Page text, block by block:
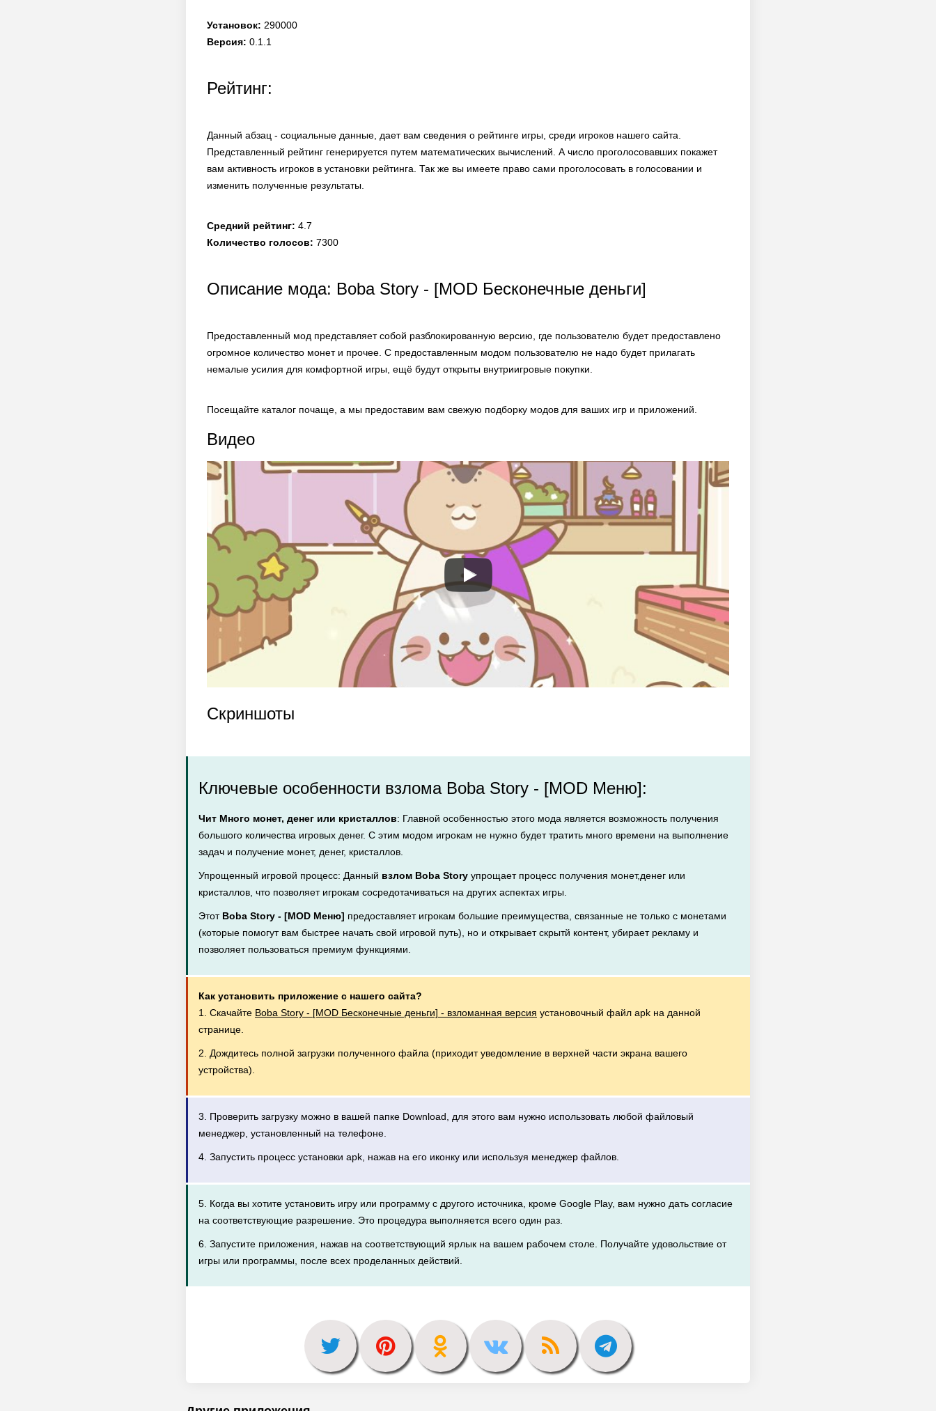
Установок: 290000
Версия: 0.1.1
Рейтинг:
Данный абзац - социальные данные, дает вам сведения о рейтинге игры, среди игроков нашего сайта.
Представленный рейтинг генерируется путем математических вычислений. А число проголосовавших покажет
вам активность игроков в установки рейтинга. Так же вы имеете право сами проголосовать в голосовании и
изменить полученные результаты.
Средний рейтинг: 4.7
Количество голосов: 7300
Описание мода: Boba Story - [MOD Бесконечные деньги]
Предоставленный мод представляет собой разблокированную версию, где пользователю будет предоставлено
огромное количество монет и прочее. С предоставленным модом пользователю не надо будет прилагать
немалые усилия для комфортной игры, ещё будут открыты внутриигровые покупки.
Посещайте каталог почаще, а мы предоставим вам свежую подборку модов для ваших игр и приложений.
Видео
Скриншоты
Ключевые особенности взлома Boba Story - [MOD Меню]:
Чит Много монет, денег или кристаллов: Главной особенностью этого мода является возможность получения
большого количества игровых денег. С этим модом игрокам не нужно будет тратить много времени на выполнение
задач и получение монет, денег, кристаллов.
Упрощенный игровой процесс: Данный взлом Boba Story упрощает процесс получения монет,денег или
кристаллов, что позволяет игрокам сосредотачиваться на других аспектах игры.
Этот Boba Story - [MOD Меню] предоставляет игрокам большие преимущества, связанные не только с монетами
(которые помогут вам быстрее начать свой игровой путь), но и открывает скрытй контент, убирает рекламу и
позволяет пользоваться премиум функциями.
Как установить приложение с нашего сайта?
1. Скачайте Boba Story - [MOD Бесконечные деньги] - взломанная версия установочный файл apk на данной
странице.
2. Дождитесь полной загрузки полученного файла (приходит уведомление в верхней части экрана вашего
устройства).
3. Проверить загрузку можно в вашей папке Download, для этого вам нужно использовать любой файловый
менеджер, установленный на телефоне.
4. Запустить процесс установки apk, нажав на его иконку или используя менеджер файлов.
5. Когда вы хотите установить игру или программу с другого источника, кроме Google Play, вам нужно дать согласие
на соответствующие разрешение. Это процедура выполняется всего один раз.
6. Запустите приложения, нажав на соответствующий ярлык на вашем рабочем столе. Получайте удовольствие от
игры или программы, после всех проделанных действий.